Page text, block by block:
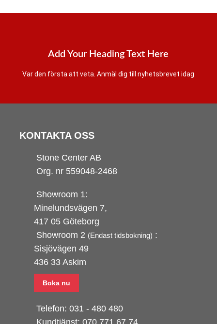
Add Your Heading Text Here
Var den första att veta. Anmäl dig till nyhetsbrevet idag
KONTAKTA OSS
Stone Center AB
Org. nr 559048-2468
Showroom 1:
Minelundsvägen 7,
417 05 Göteborg
Showroom 2 (Endast tidsbokning) :
Sisjövägen 49
436 33 Askim
Boka nu
Telefon: 031 - 480 480
Kundtjänst: 070 771 67 74